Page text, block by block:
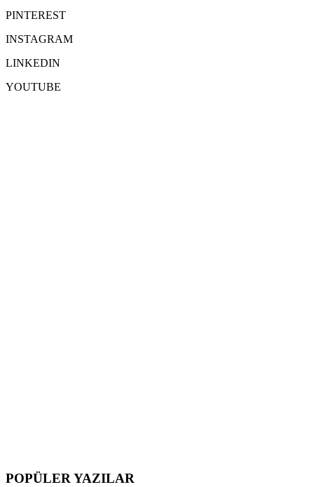
PINTEREST
INSTAGRAM
LINKEDIN
YOUTUBE
POPÜLER YAZILAR